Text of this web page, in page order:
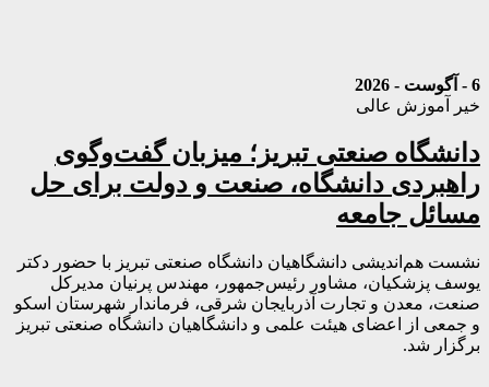
6 - آگوست - 2026
خیر آموزش عالی
دانشگاه صنعتی تبریز؛ میزبان گفت‌وگوی
راهبردی دانشگاه، صنعت و دولت برای حل
مسائل جامعه
نشست هم‌اندیشی دانشگاهیان دانشگاه صنعتی تبریز با حضور دکتر
یوسف پزشکیان، مشاور رئیس‌جمهور، مهندس پرنیان مدیرکل
صنعت، معدن و تجارت آذربایجان شرقی، فرماندار شهرستان اسکو
و جمعی از اعضای هیئت علمی و دانشگاهیان دانشگاه صنعتی تبریز
برگزار شد.